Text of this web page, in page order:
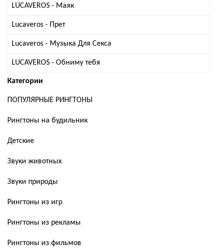
LUCAVEROS - Маяк
Lucaveros - Прет
Lucaveros - Музыка Для Секса
LUCAVEROS - Обниму тебя
Категории
ПОПУЛЯРНЫЕ РИНГТОНЫ
Рингтоны на будильник
Детские
Звуки животных
Звуки природы
Рингтоны из игр
Рингтоны из рекламы
Рингтоны из фильмов